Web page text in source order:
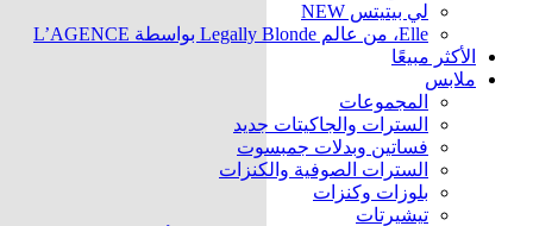
لي بيتيتس NEW
Elle، من عالم Legally Blonde بواسطة L’AGENCE
الأكثر مبيعًا
ملابس
المجموعات
السترات والجاكيتات جديد
فساتين وبدلات جمبسوت
السترات الصوفية والكنزات
بلوزات وكنزات
تيشيرتات